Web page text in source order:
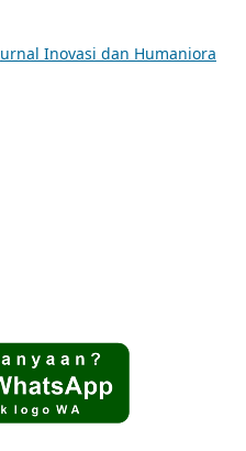
Inovasi dan Humaniora